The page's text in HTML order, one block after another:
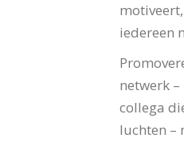
iedereen
netwerk
collega
luchten –